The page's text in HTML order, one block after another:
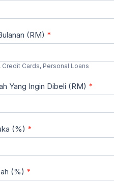
(RM) *
Credit Cards, Personal Loans
Yang Ingin Dibeli (RM) *
(%) *
(%) *